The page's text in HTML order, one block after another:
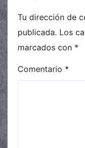
Tu dirección de
publicada. Los
marcados con *
Comentario *